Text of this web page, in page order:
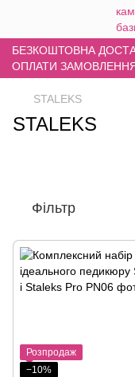
БЕЗКОШТОВНА
ОПЛАТИ ЗАМОВЛЕННЯ
STALEKS
STALEKS
Фільтр
Розпродаж
−10%